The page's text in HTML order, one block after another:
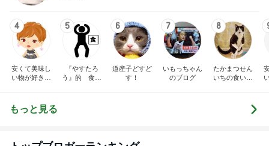
4
安くて美味し
い物が好き☆
5
『やすたろ
う』的 食の
6
道産子どすど
す！
7
いもっちゃん
のブログ
8
たかまつせん
いちの食い散
もっと見る